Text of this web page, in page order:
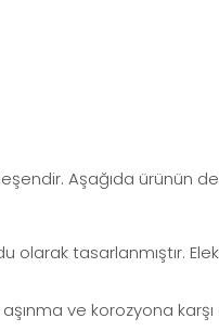
Aşağıda ürünün
olarak tasarlanmıştır.
ve korozyona